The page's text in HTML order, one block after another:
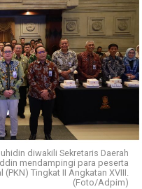
diwakili Sekretaris Daerah
mendampingi para peserta
Tingkat II Angkatan XVIII.
(Foto/Adpim)